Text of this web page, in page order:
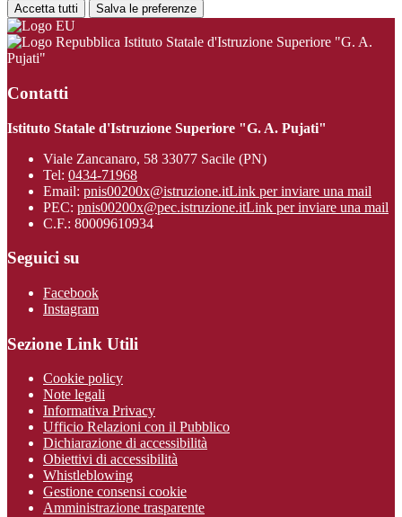
Accetta tutti Salva le preferenze
Istituto Statale d'Istruzione Superiore "G. A.
Pujati"
Contatti
Istituto Statale d'Istruzione Superiore "G. A. Pujati"
Viale Zancanaro, 58 33077 Sacile (PN)
Tel: 0434-71968
Email: pnis00200x@istruzione.itLink per inviare una mail
PEC: pnis00200x@pec.istruzione.itLink per inviare una mail
C.F.: 80009610934
Seguici su
Facebook
Instagram
Sezione Link Utili
Cookie policy
Note legali
Informativa Privacy
Ufficio Relazioni con il Pubblico
Dichiarazione di accessibilità
Obiettivi di accessibilità
Whistleblowing
Gestione consensi cookie
Amministrazione trasparente